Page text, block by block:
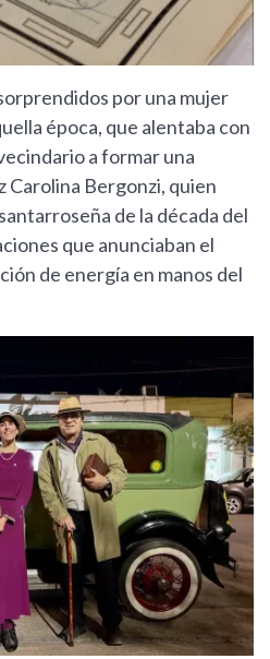
por una mujer
época, que alentaba con
a formar una
Carolina Bergonzi, quien
de la década del
que anunciaban el
de energía en manos del